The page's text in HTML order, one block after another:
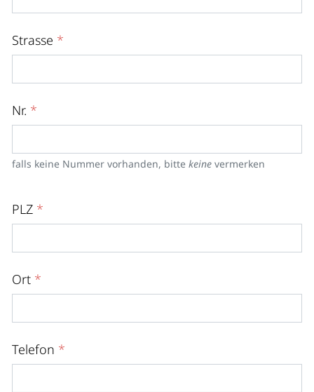
Strasse *
Nr. *
falls keine Nummer vorhanden, bitte keine vermerken
PLZ *
Ort *
Telefon *